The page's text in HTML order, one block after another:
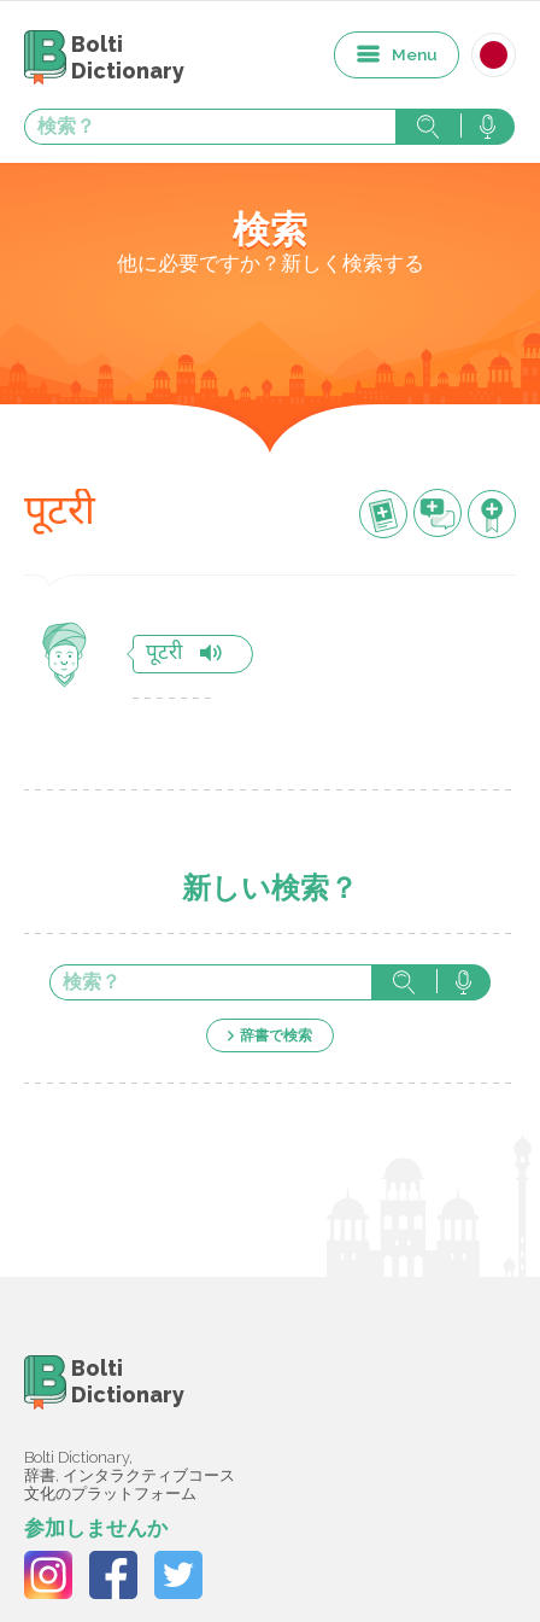
Bolti
Dictionary
Menu
検索
他に必要ですか？新しく検索する
पूटरी
पूटरी
新しい検索？
辞書で検索
Bolti
Dictionary
Bolti Dictionary,
辞書, インタラクティブコース
文化のプラットフォーム
参加しませんか